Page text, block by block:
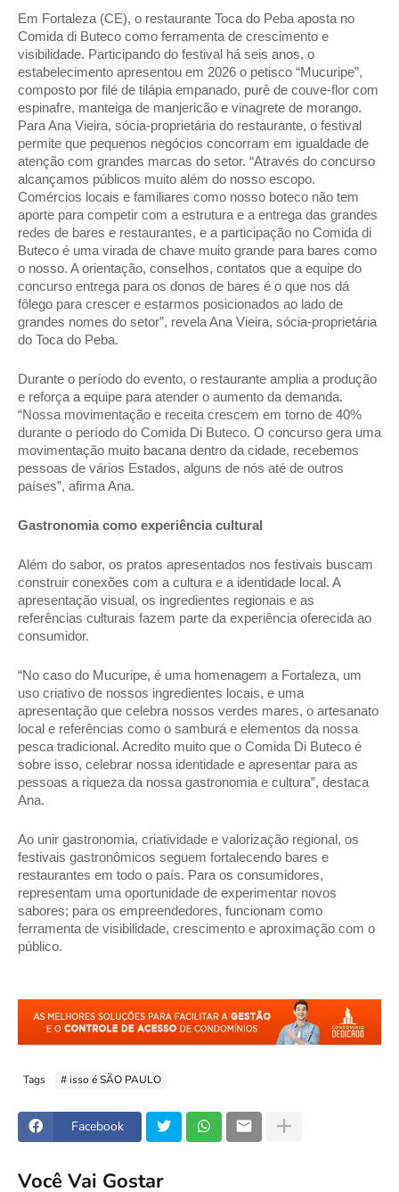
Em Fortaleza (CE), o restaurante Toca do Peba aposta no
Comida di Buteco como ferramenta de crescimento e
visibilidade. Participando do festival há seis anos, o
estabelecimento apresentou em 2026 o petisco “Mucuripe”,
composto por filé de tilápia empanado, purê de couve-flor com
espinafre, manteiga de manjericão e vinagrete de morango.
Para Ana Vieira, sócia-proprietária do restaurante, o festival
permite que pequenos negócios concorram em igualdade de
atenção com grandes marcas do setor. “Através do concurso
alcançamos públicos muito além do nosso escopo.
Comércios locais e familiares como nosso boteco não tem
aporte para competir com a estrutura e a entrega das grandes
redes de bares e restaurantes, e a participação no Comida di
Buteco é uma virada de chave muito grande para bares como
o nosso. A orientação, conselhos, contatos que a equipe do
concurso entrega para os donos de bares é o que nos dá
fôlego para crescer e estarmos posicionados ao lado de
grandes nomes do setor”, revela Ana Vieira, sócia-proprietária
do Toca do Peba.
Durante o período do evento, o restaurante amplia a produção
e reforça a equipe para atender o aumento da demanda.
“Nossa movimentação e receita crescem em torno de 40%
durante o período do Comida Di Buteco. O concurso gera uma
movimentação muito bacana dentro da cidade, recebemos
pessoas de vários Estados, alguns de nós até de outros
países”, afirma Ana.
Gastronomia como experiência cultural
Além do sabor, os pratos apresentados nos festivais buscam
construir conexões com a cultura e a identidade local. A
apresentação visual, os ingredientes regionais e as
referências culturais fazem parte da experiência oferecida ao
consumidor.
“No caso do Mucuripe, é uma homenagem a Fortaleza, um
uso criativo de nossos ingredientes locais, e uma
apresentação que celebra nossos verdes mares, o artesanato
local e referências como o samburá e elementos da nossa
pesca tradicional. Acredito muito que o Comida Di Buteco é
sobre isso, celebrar nossa identidade e apresentar para as
pessoas a riqueza da nossa gastronomia e cultura”, destaca
Ana.
Ao unir gastronomia, criatividade e valorização regional, os
festivais gastronômicos seguem fortalecendo bares e
restaurantes em todo o país. Para os consumidores,
representam uma oportunidade de experimentar novos
sabores; para os empreendedores, funcionam como
ferramenta de visibilidade, crescimento e aproximação com o
público.
Tags # isso é SÃO PAULO
Facebook
Você Vai Gostar